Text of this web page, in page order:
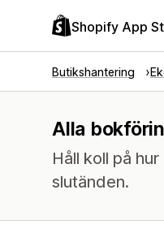
Shopify App
Butikshantering
Alla
Håll koll på
slutänden.